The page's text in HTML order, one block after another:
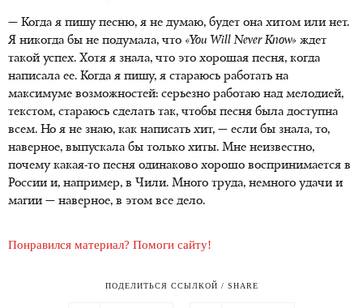
— Когда я пишу песню, я не думаю, будет она хитом или нет.
Я никогда бы не подумала, что «You Will Never Know» ждет
такой успех. Хотя я знала, что это хорошая песня, когда
написала ее. Когда я пишу, я стараюсь работать на
максимуме возможностей: серьезно работаю над мелодией,
текстом, стараюсь сделать так, чтобы песня была доступна
всем. Но я не знаю, как написать хит, — если бы знала, то,
наверное, выпускала бы только хиты. Мне неизвестно,
почему какая-то песня одинаково хорошо воспринимается в
России и, например, в Чили. Много труда, немного удачи и
магии — наверное, в этом все дело.
Понравился материал? Помоги сайту!
ПОДЕЛИТЬСЯ ССЫЛКОЙ / SHARE